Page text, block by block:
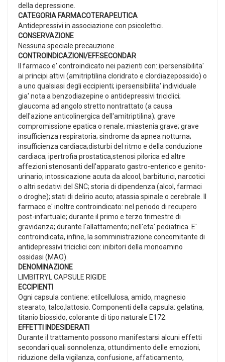
della depressione.
CATEGORIA FARMACOTERAPEUTICA
Antidepressivi in associazione con psicolettici.
CONSERVAZIONE
Nessuna speciale precauzione.
CONTROINDICAZIONI/EFF.SECONDAR
Il farmaco e' controindicato nei pazienti con: ipersensibilita'
ai principi attivi (amitriptilina cloridrato e clordiazepossido) o
a uno qualsiasi degli eccipienti; ipersensibilita' individuale
gia' nota a benzodiazepine o antidepressivi triciclici;
glaucoma ad angolo stretto nontrattato (a causa
dell'azione anticolinergica dell'amitriptilina); grave
compromissione epatica o renale; miastenia grave; grave
insufficienza respiratoria; sindrome da apnea notturna;
insufficienza cardiaca;disturbi del ritmo e della conduzione
cardiaca; ipertrofia prostatica,stenosi pilorica ed altre
affezioni stenosanti dell'apparato gastro-enterico e genito-
urinario; intossicazione acuta da alcool, barbiturici, narcotici
o altri sedativi del SNC; storia di dipendenza (alcol, farmaci
o droghe); stati di delirio acuto; atassia spinale o cerebrale. Il
farmaco e' inoltre controindicato: nel periodo di recupero
post-infartuale; durante il primo e terzo trimestre di
gravidanza; durante l'allattamento; nell'eta' pediatrica. E'
controindicata, infine, la somministrazione concomitante di
antidepressivi triciclici con: inibitori della monoamino
ossidasi (MAO).
DENOMINAZIONE
LIMBITRYL CAPSULE RIGIDE
ECCIPIENTI
Ogni capsula contiene: etilcellulosa, amido, magnesio
stearato, talco,lattosio. Componenti della capsula: gelatina,
titanio biossido, colorante di tipo naturale E172.
EFFETTI INDESIDERATI
Durante il trattamento possono manifestarsi alcuni effetti
secondari quali sonnolenza, ottundimento delle emozioni,
riduzione della vigilanza, confusione, affaticamento,